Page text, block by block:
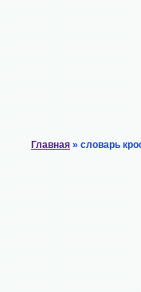
Главная » словарь